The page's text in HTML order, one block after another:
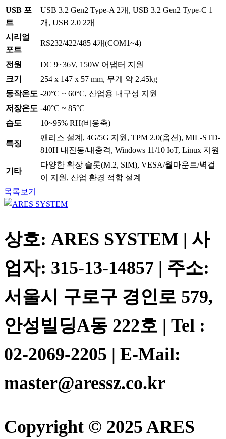
USB 포
트
USB 3.2 Gen2 Type-A 2개, USB 3.2 Gen2 Type-C 1
개, USB 2.0 2개
시리얼
포트
RS232/422/485 4개(COM1~4)
전원
DC 9~36V, 150W 어댑터 지원
크기
254 x 147 x 57 mm, 무게 약 2.45kg
동작온도 -20°C ~ 60°C, 산업용 내구성 지원
저장온도 -40°C ~ 85°C
습도
10~95% RH(비응축)
특징
팬리스 설계, 4G/5G 지원, TPM 2.0(옵션), MIL-STD-
810H 내진동/내충격, Windows 11/10 IoT, Linux 지원
기타
다양한 확장 슬롯(M.2, SIM), VESA/월마운트/벽걸
이 지원, 산업 환경 적합 설계
목록보기
상호: ARES SYSTEM | 사
업자: 315-13-14857 | 주소:
서울시 구로구 경인로 579,
안성빌딩A동 222호 | Tel :
02-2069-2205 | E-Mail:
master@aressz.co.kr
Copyright © 2025 ARES